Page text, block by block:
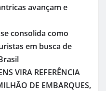
avançam e
consolida como
em busca de
VIRA REFERÊNCIA
DE EMBARQUES,